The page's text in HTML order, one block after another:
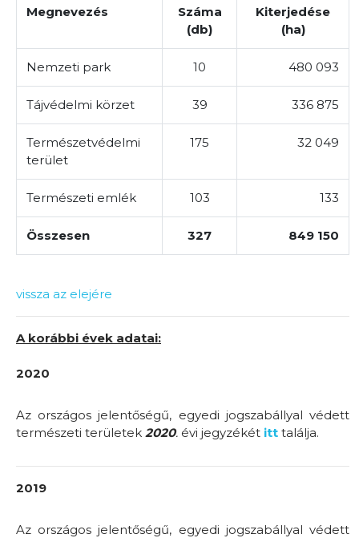
Megnevezés
Száma
(db)
Kiterjedése
(ha)
Nemzeti park 10 480 093
Tájvédelmi körzet 39 336 875
Természetvédelmi
terület
175 32 049
Természeti emlék 103 133
Összesen 327 849 150
vissza az elejére
A korábbi évek adatai:
2020
Az országos jelentőségű, egyedi jogszabállyal védett
természeti területek 2020. évi jegyzékét itt találja.
2019
Az országos jelentőségű, egyedi jogszabállyal védett